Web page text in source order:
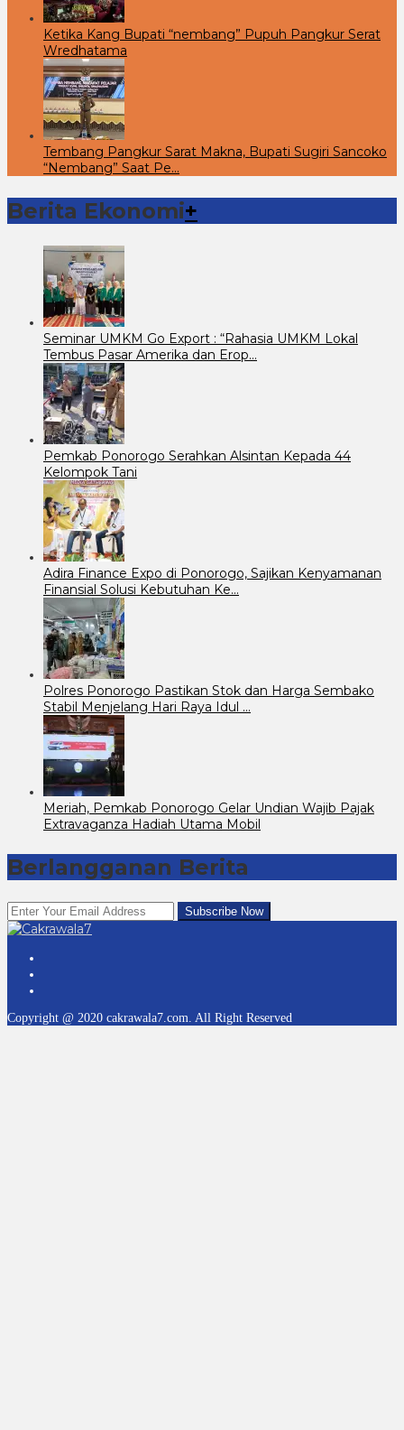
Ketika Kang Bupati “nembang” Pupuh Pangkur Serat
Wredhatama
Tembang Pangkur Sarat Makna, Bupati Sugiri Sancoko
“Nembang” Saat Pe…
Berita Ekonomi+
Seminar UMKM Go Export : “Rahasia UMKM Lokal
Tembus Pasar Amerika dan Erop…
Pemkab Ponorogo Serahkan Alsintan Kepada 44
Kelompok Tani
Adira Finance Expo di Ponorogo, Sajikan Kenyamanan
Finansial Solusi Kebutuhan Ke…
Polres Ponorogo Pastikan Stok dan Harga Sembako
Stabil Menjelang Hari Raya Idul …
Meriah, Pemkab Ponorogo Gelar Undian Wajib Pajak
Extravaganza Hadiah Utama Mobil
Berlangganan Berita
Copyright @ 2020 cakrawala7.com. All Right Reserved